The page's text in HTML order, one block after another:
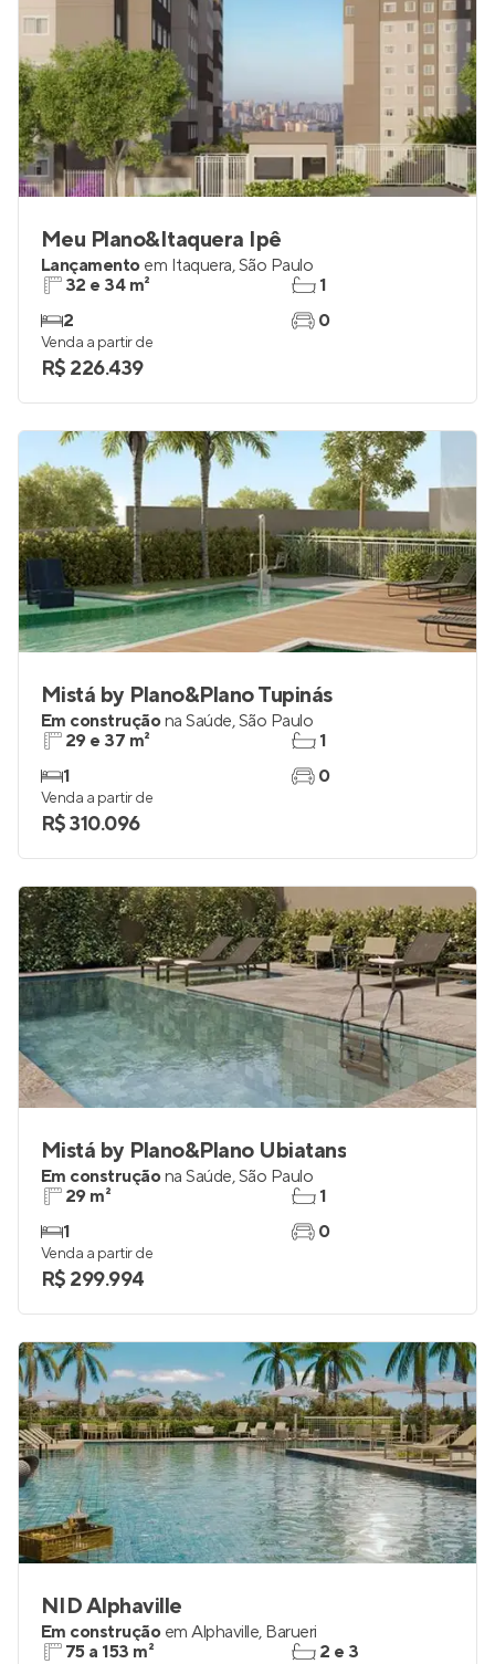
Meu Plano&Itaquera Ipê
Lançamento em Itaquera,São Paulo
32 e 34 m²
2
1
0
Venda a partir de
R$ 226.439
Mistá by Plano&Plano Tupinás
Em construçãona Saúde,São Paulo
29 e 37 m²
1
1
0
Venda a partir de
R$ 310.096
Mistá by Plano&Plano Ubiatans
Em construçãona Saúde,São Paulo
29 m²
1
1
0
Venda a partir de
R$ 299.994
NID Alphaville
Em construção em Alphaville, Barueri
75 a 153 m²
2 e 3